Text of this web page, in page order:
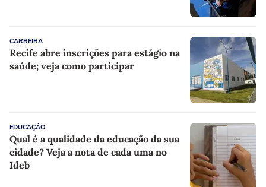
CARREIRA
Recife abre inscrições para estágio na
saúde; veja como participar
EDUCAÇÃO
Qual é a qualidade da educação da sua
cidade? Veja a nota de cada uma no
Ideb